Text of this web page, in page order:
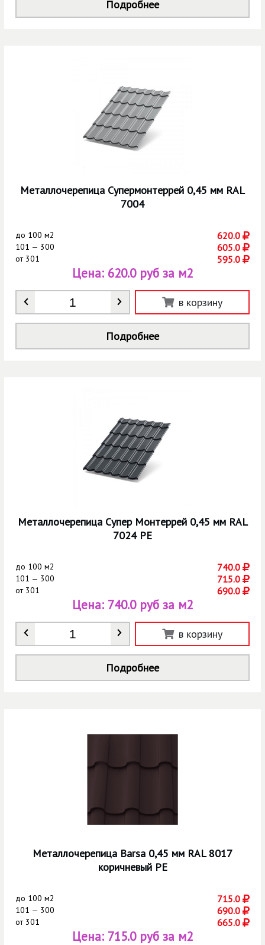
Подробнее
Металлочерепица Супермонтеррей 0,45 мм RAL
7004
до 100 м2 620.0
101 — 300 605.0
от301 595.0
Количество
Цена: 620.0 руб за м2
в корзину
Подробнее
Металлочерепица Супер Монтеррей 0,45 мм RAL
7024 РЕ
до 100 м2 740.0
101 — 300 715.0
от301 690.0
Количество
Цена: 740.0 руб за м2
в корзину
Подробнее
Металлочерепица Barsa 0,45 мм RAL 8017
коричневый РЕ
до 100 м2 715.0
101 — 300 690.0
от301 665.0
Цена: 715.0 руб за м2